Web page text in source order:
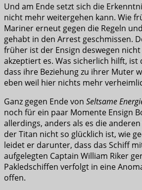
Und am Ende setzt sich die
nicht mehr weitergehen kann. Wie
Mariner erneut gegen die Regeln
gehabt in den Arrest geschmissen.
früher ist der Ensign deswegen
akzeptiert es. Was sicherlich hilft, ist
dass ihre Beziehung zu ihrer Muter
eben weil hier nichts mehr
Ganz gegen Ende von Seltsame
noch für ein paar Momente Ensign
allerdings, anders als es die
der Titan nicht so glücklich ist, wie
leidet er darunter, dass das Schiff
aufgelegten Captain William Riker
Pakledschiffen verfolgt in eine
offen.